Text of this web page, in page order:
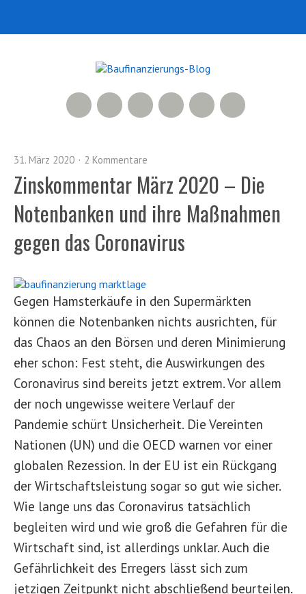
Facebook
500px
LinkedIn
Xing
RSS Feed
31. März 2020 2 Kommentare
Zinskommentar März 2020 – Die
Notenbanken und ihre Maßnahmen
gegen das Coronavirus
Gegen Hamsterkäufe in den Supermärkten
können die Notenbanken nichts ausrichten, für
das Chaos an den Börsen und deren Minimierung
eher schon: Fest steht, die Auswirkungen des
Coronavirus sind bereits jetzt extrem. Vor allem
der noch ungewisse weitere Verlauf der
Pandemie schürt Unsicherheit. Die Vereinten
Nationen (UN) und die OECD warnen vor einer
globalen Rezession. In der EU ist ein Rückgang
der Wirtschaftsleistung sogar so gut wie sicher.
Wie lange uns das Coronavirus tatsächlich
begleiten wird und wie groß die Gefahren für die
Wirtschaft sind, ist allerdings unklar. Auch die
Gefährlichkeit des Erregers lässt sich zum
jetzigen Zeitpunkt nicht abschließend beurteilen.